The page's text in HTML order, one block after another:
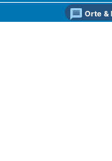
Orte &